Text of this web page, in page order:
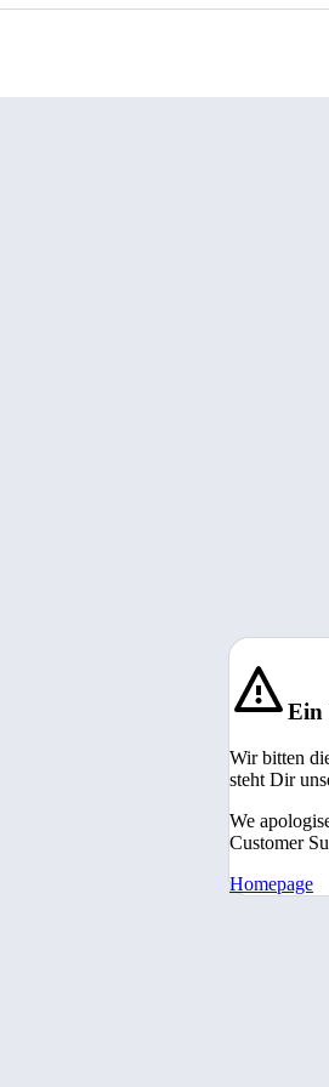
Ein
Wir bitten
steht Dir
We
Customer
Homepage